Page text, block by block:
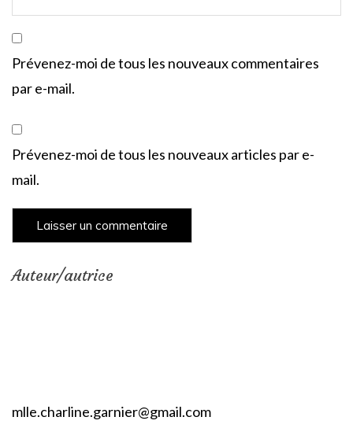
Prévenez-moi de tous les nouveaux commentaires
par e-mail.
Prévenez-moi de tous les nouveaux articles par e-
mail.
Auteur/autrice
mlle.charline.garnier@gmail.com